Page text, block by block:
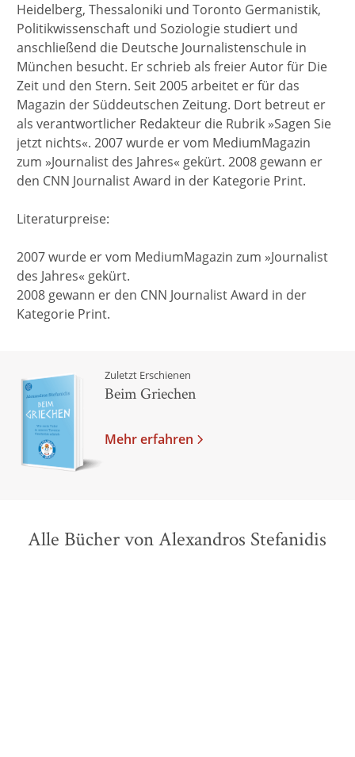
Heidelberg, Thessaloniki und Toronto Germanistik,
Politikwissenschaft und Soziologie studiert und
anschließend die Deutsche Journalistenschule in
München besucht. Er schrieb als freier Autor für Die
Zeit und den Stern. Seit 2005 arbeitet er für das
Magazin der Süddeutschen Zeitung. Dort betreut er
als verantwortlicher Redakteur die Rubrik »Sagen Sie
jetzt nichts«. 2007 wurde er vom MediumMagazin
zum »Journalist des Jahres« gekürt. 2008 gewann er
den CNN Journalist Award in der Kategorie Print.
Literaturpreise:
2007 wurde er vom MediumMagazin zum »Journalist
des Jahres« gekürt.
2008 gewann er den CNN Journalist Award in der
Kategorie Print.
Zuletzt Erschienen
Beim Griechen
Mehr erfahren
Alle Bücher von Alexandros Stefanidis